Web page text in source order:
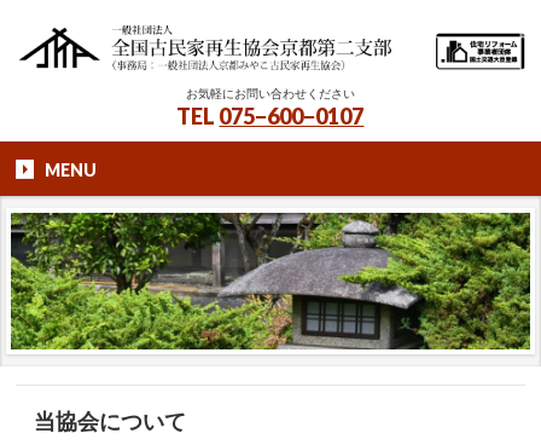
お気軽にお問い合わせください
TEL 075−600−0107
MENU
当協会について